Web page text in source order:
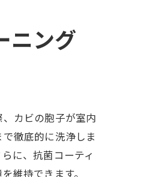
ニング
カビの胞子が室内
徹底的に洗浄しま
に、抗菌コーティ
維持できます。